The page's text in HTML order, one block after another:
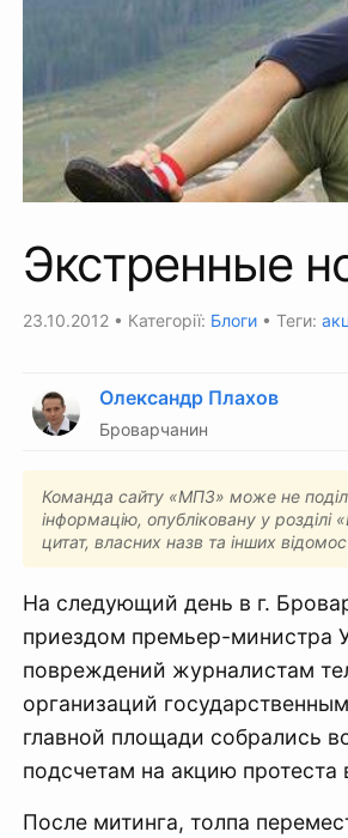
Экстренные
23.10.2012 • Категорії: Блоги • Теги:
Олександр Плахов
Броварчанин
Команда сайту «МПЗ» може не
інформацію, опубліковану у розділі
цитат, власних назв та інших
На следующий день в г.
приездом премьер-министра
повреждений журналистам
организаций
главной площади собрались
подсчетам на акцию
После митинга, толпа